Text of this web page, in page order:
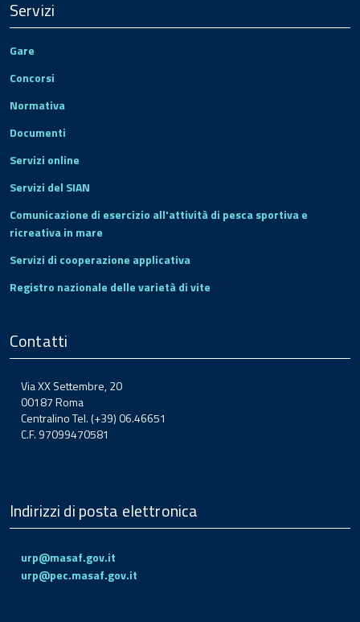
Servizi
Gare
Concorsi
Normativa
Documenti
Servizi online
Servizi del SIAN
Comunicazione di esercizio all'attività di pesca sportiva e
ricreativa in mare
Servizi di cooperazione applicativa
Registro nazionale delle varietà di vite
Contatti
Via XX Settembre, 20
00187 Roma
Centralino Tel. (+39) 06.46651
C.F. 97099470581
Indirizzi di posta elettronica
urp@masaf.gov.it
urp@pec.masaf.gov.it